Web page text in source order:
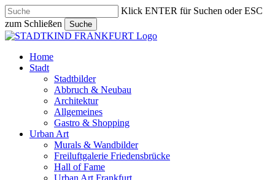
Skip
to
main
content
Klick ENTER für Suchen oder ESC
zum Schließen
Suche
Close
search
Menu
Home
Stadt
Stadtbilder
Abbruch & Neubau
Architektur
Allgemeines
Gastro & Shopping
Urban Art
Murals & Wandbilder
Freiluftgalerie Friedensbrücke
Hall of Fame
Urban Art Frankfurt